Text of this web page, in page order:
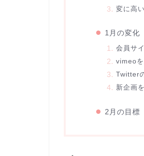
変に高
1月の変化
会員サ
vimeo
Twitter
新企画
2月の目標